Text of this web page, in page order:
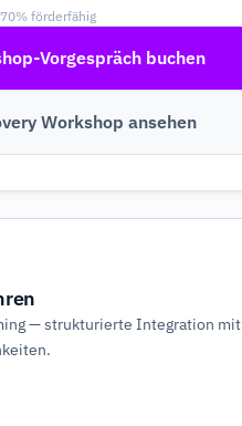
förderfähig
Vorgespräch buchen
Workshop ansehen
— strukturierte Integration